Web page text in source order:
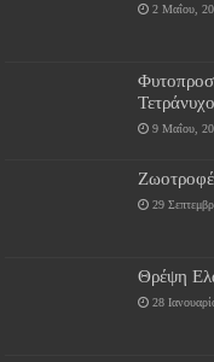
2 Μαΐου,
9 Μαΐου,
29
Θρέψη
28